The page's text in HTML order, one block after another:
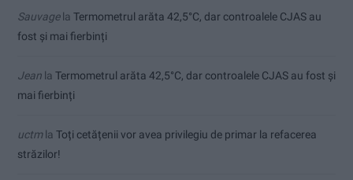
Sauvagela Termometrul arăta 42,5°C, dar controalele CJAS au
fost și mai fierbinți
Jean la Termometrul arăta 42,5°C, dar controalele CJAS au fost și
mai fierbinți
uctmla Toți cetățenii vor avea privilegiu de primar la refacerea
străzilor!